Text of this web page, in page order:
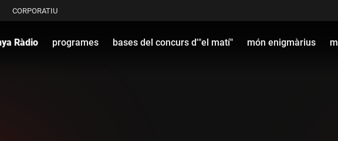
CORPORATIU
Ràdio programes bases del concurs d'"el matí" món enigmàrius